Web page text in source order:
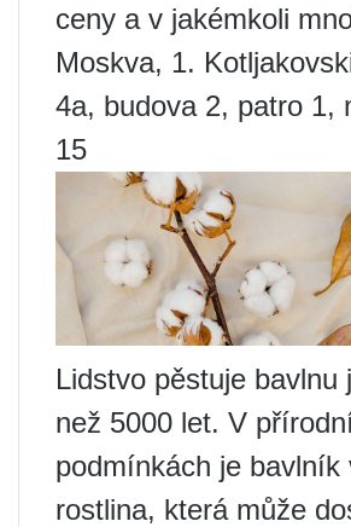
ceny a v jakémkoli
Moskva, 1.
4a, budova 2, patro 1,
15
Lidstvo pěstuje bavlnu
než 5000 let. V
podmínkách je bavlník
rostlina, která může